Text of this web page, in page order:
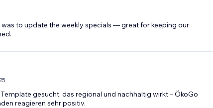
to update the weekly specials — great for keeping our
gesucht, das regional und nachhaltig wirkt – ÖkoGo
reagieren sehr positiv.